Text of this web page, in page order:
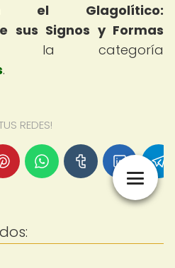
el Glagolítico:
sus Signos y Formas
la categoría
.
REDES!